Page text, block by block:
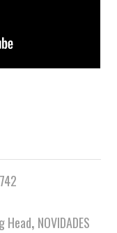
Head, NOVIDADES